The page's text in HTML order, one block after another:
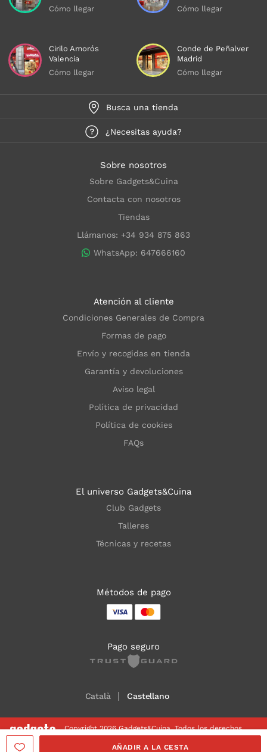
AÑADIR A LA CESTA
Cómo llegar
Cómo llegar
Cirilo Amorós
Valencia
Cómo llegar
Conde de Peñalver
Madrid
Cómo llegar
Busca una tienda
¿Necesitas ayuda?
Sobre nosotros
Sobre Gadgets&Cuina
Contacta con nosotros
Tiendas
Llámanos: +34 934 875 863
WhatsApp: 647666160
Atención al cliente
Condiciones Generales de Compra
Formas de pago
Envío y recogidas en tienda
Garantía y devoluciones
Aviso legal
Política de privacidad
Política de cookies
FAQs
El universo Gadgets&Cuina
Club Gadgets
Talleres
Técnicas y recetas
Métodos de pago
Pago seguro
Català Castellano
Copyright 2026 Gadgets&Cuina. Todos los derechos
reservados